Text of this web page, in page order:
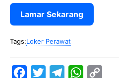
Lamar Sekarang
Tags:Loker Perawat
W